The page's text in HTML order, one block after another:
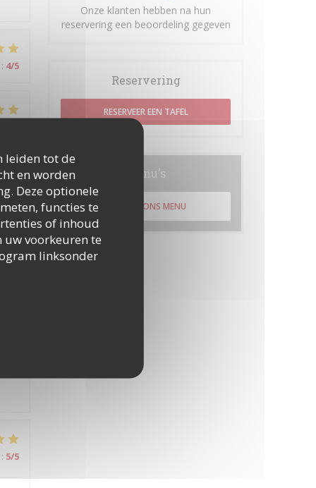
leiden tot de
en worden
Deze optionele
functies te
of inhoud
uw voorkeuren te
linksonder
: 4/5
: 4/5
: 5/5
Onze klanten hebben na hun
reservering een beoordeling gegeven
Reservering
RESERVEER EEN TAFEL
Menu's
ONTDEK ONS MENU